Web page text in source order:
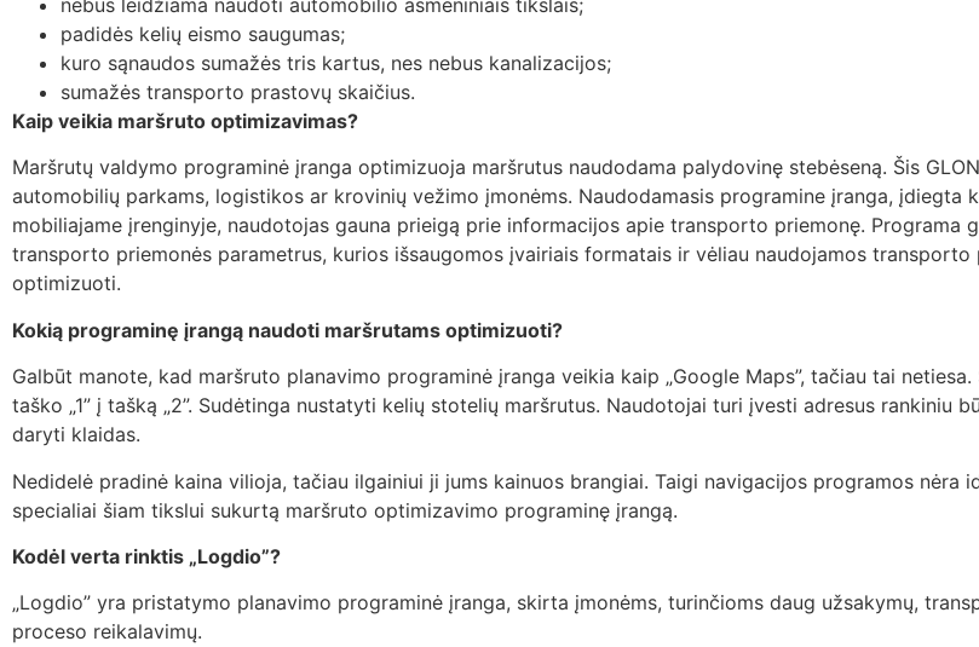
padidės kelių eismo saugumas;
kuro sąnaudos sumažės tris kartus, nes nebus kanalizacijos;
sumažės transporto prastovų skaičius.
Kaip veikia maršruto optimizavimas?
Maršrutų valdymo programinė įranga optimizuoja maršrutus naudodama palydovinę stebėseną. Šis
automobilių parkams, logistikos ar krovinių vežimo įmonėms. Naudodamasis programine įranga, įdiegta
mobiliajame įrenginyje, naudotojas gauna prieigą prie informacijos apie transporto priemonę. Programa
transporto priemonės parametrus, kurios išsaugomos įvairiais formatais ir vėliau naudojamos
optimizuoti.
Kokią programinę įrangą naudoti maršrutams optimizuoti?
Galbūt manote, kad maršruto planavimo programinė įranga veikia kaip „Google Maps”, tačiau tai
taško „1” į tašką „2”. Sudėtinga nustatyti kelių stotelių maršrutus. Naudotojai turi įvesti adresus rankiniu
daryti klaidas.
Nedidelė pradinė kaina vilioja, tačiau ilgainiui ji jums kainuos brangiai. Taigi navigacijos programos nėra
specialiai šiam tikslui sukurtą maršruto optimizavimo programinę įrangą.
Kodėl verta rinktis „Logdio”?
„Logdio” yra pristatymo planavimo programinė įranga, skirta įmonėms, turinčioms daug užsakymų,
proceso reikalavimų.